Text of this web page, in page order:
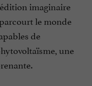
imaginaire
le monde
de
une